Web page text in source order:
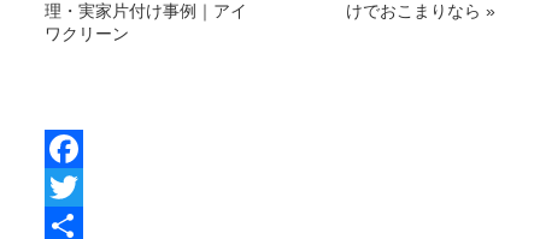
理・実家片付け事例｜アイ
ワクリーン
けでおこまりなら »
F